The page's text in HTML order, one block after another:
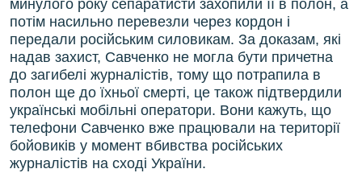
минулого року сепаратисти захопили її в полон, а
потім насильно перевезли через кордон і
передали російським силовикам. За доказам, які
надав захист, Савченко не могла бути причетна
до загибелі журналістів, тому що потрапила в
полон ще до їхньої смерті, це також підтвердили
українські мобільні оператори. Вони кажуть, що
телефони Савченко вже працювали на території
бойовиків у момент вбивства російських
журналістів на сході України.